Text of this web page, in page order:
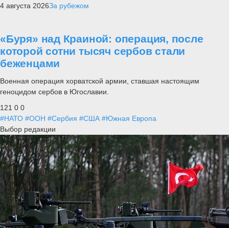
4 августа 2026За рубежом
«Буря» над Краиной: операция, после
которой сотни тысяч сербов стали
беженцами
Военная операция хорватской армии, ставшая настоящим
геноцидом сербов в Югославии.
121 0 0
#НАТО #ООН #Сербия #США #Южная Европа
Выбор редакции